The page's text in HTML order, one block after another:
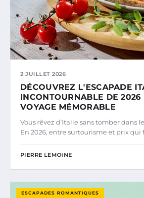
2 JUILLET 2026
DÉCOUVREZ L'ESCAPADE
INCONTOURNABLE DE 2026
VOYAGE MÉMORABLE
Vous rêvez d’Italie sans tomber dans
En 2026, entre surtourisme et prix qui
PIERRE LEMOINE
ESCAPADES ROMANTIQUES